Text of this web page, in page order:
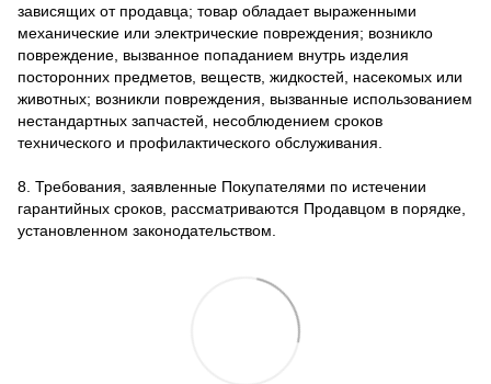
зависящих от продавца; товар обладает выраженными
механические или электрические повреждения; возникло
повреждение, вызванное попаданием внутрь изделия
посторонних предметов, веществ, жидкостей, насекомых или
животных; возникли повреждения, вызванные использованием
нестандартных запчастей, несоблюдением сроков
технического и профилактического обслуживания.
8. Требования, заявленные Покупателями по истечении
гарантийных сроков, рассматриваются Продавцом в порядке,
установленном законодательством.